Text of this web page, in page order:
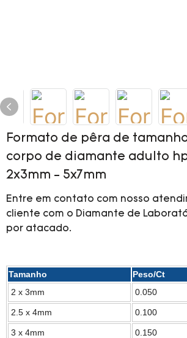
Formato de pêra de
corpo de diamante adulto
2x3mm - 5x7mm
Entre em contato com nosso
cliente com o Diamante de
por atacado.
Tamanho Peso/Ct
2 x 3mm
0.050
2.5 x 4mm 0.100
3 x 4mm 0.150